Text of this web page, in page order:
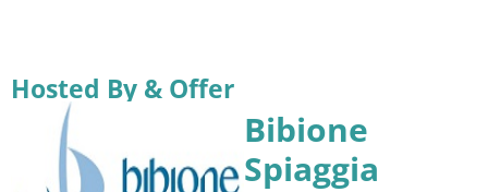
Hosted By & Offer
Bibione
Spiaggia